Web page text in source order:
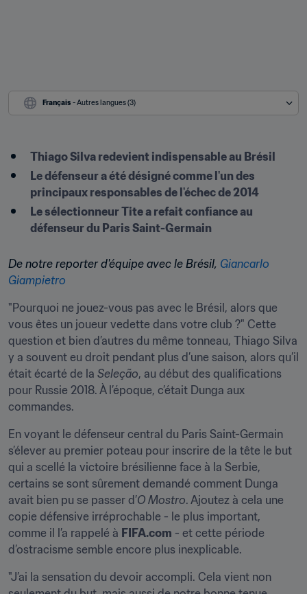
Français - Autres langues (3)
​Thiago Silva redevient indispensable au Brésil
Le défenseur a été désigné comme l'un des
principaux responsables de l'échec de 2014
Le sélectionneur Tite a refait confiance au
défenseur du Paris Saint-Germain
De notre reporter d'équipe avec le Brésil, Giancarlo
Giampietro
"Pourquoi ne jouez-vous pas avec le Brésil, alors que
vous êtes un joueur vedette dans votre club ?" Cette
question et bien d’autres du même tonneau, Thiago Silva
y a souvent eu droit pendant plus d’une saison, alors qu’il
était écarté de la Seleção, au début des qualifications
pour Russie 2018. À l’époque, c’était Dunga aux
commandes.
En voyant le défenseur central du Paris Saint-Germain
s’élever au premier poteau pour inscrire de la tête le but
qui a scellé la victoire brésilienne face à la Serbie,
certains se sont sûrement demandé comment Dunga
avait bien pu se passer d’O Mostro. Ajoutez à cela une
copie défensive irréprochable - le plus important,
comme il l’a rappelé à FIFA.com - et cette période
d’ostracisme semble encore plus inexplicable.
"J’ai la sensation du devoir accompli. Cela vient non